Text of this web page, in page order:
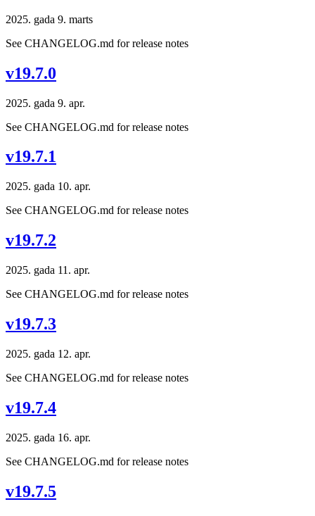
2025. gada 9. marts
See CHANGELOG.md for release notes
v19.7.0
2025. gada 9. apr.
See CHANGELOG.md for release notes
v19.7.1
2025. gada 10. apr.
See CHANGELOG.md for release notes
v19.7.2
2025. gada 11. apr.
See CHANGELOG.md for release notes
v19.7.3
2025. gada 12. apr.
See CHANGELOG.md for release notes
v19.7.4
2025. gada 16. apr.
See CHANGELOG.md for release notes
v19.7.5